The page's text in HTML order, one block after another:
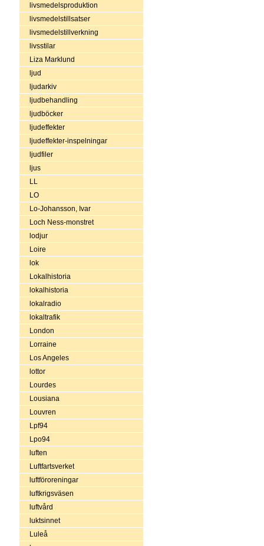
livsmedelsproduktion
livsmedelstillsatser
livsmedelstillverkning
livsstilar
Liza Marklund
ljud
ljudarkiv
ljudbehandling
ljudböcker
ljudeffekter
ljudeffekter-inspelningar
ljudfiler
ljus
LL
LO
Lo-Johansson, Ivar
Loch Ness-monstret
lodjur
Loire
lok
Lokalhistoria
lokalhistoria
lokalradio
lokaltrafik
London
Lorraine
Los Angeles
lottor
Lourdes
Lousiana
Louvren
Lpf94
Lpo94
luften
Luftfartsverket
luftföroreningar
luftkrigsväsen
luftvård
luktsinnet
Luleå